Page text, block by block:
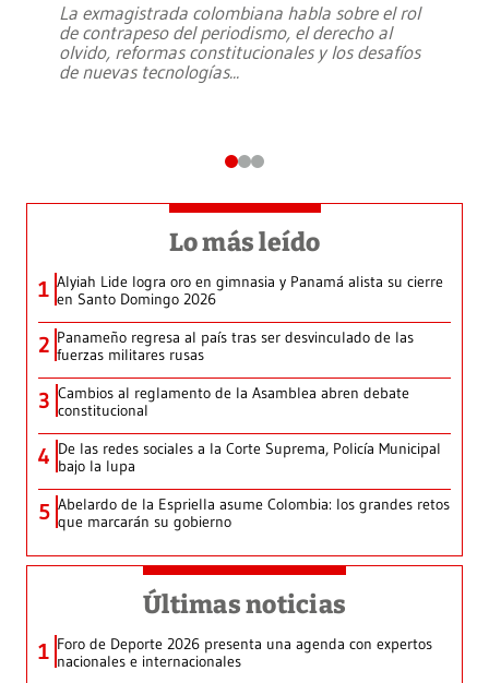
La exmagistrada colombiana habla sobre el rol
de contrapeso del periodismo, el derecho al
olvido, reformas constitucionales y los desafíos
de nuevas tecnologías...
Lo más leído
1 Alyiah Lide logra oro en gimnasia y Panamá alista su cierre
en Santo Domingo 2026
2 Panameño regresa al país tras ser desvinculado de las
fuerzas militares rusas
3 Cambios al reglamento de la Asamblea abren debate
constitucional
4 De las redes sociales a la Corte Suprema, Policía Municipal
bajo la lupa
5 Abelardo de la Espriella asume Colombia: los grandes retos
que marcarán su gobierno
Últimas noticias
1 Foro de Deporte 2026 presenta una agenda con expertos
nacionales e internacionales